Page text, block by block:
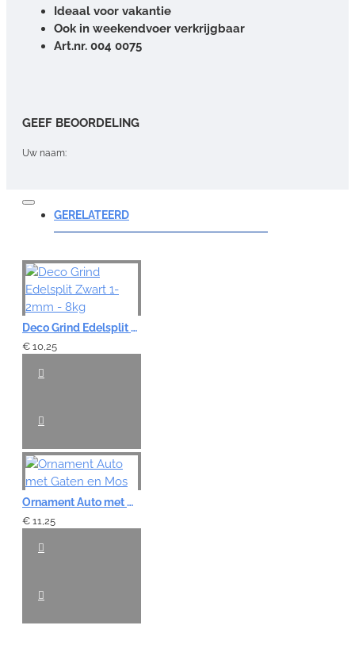
Ideaal voor vakantie
Ook in weekendvoer verkrijgbaar
Art.nr. 004 0075
GEEF BEOORDELING
Uw naam:
Opmerking:
Note:HTML-code wordt niet vertaald!
Waardering:
Slecht
GERELATEERD
Deco Grind Edelsplit Zwart 1-2mm - 8kg
€ 10,25
Ornament Auto met Gaten en Mos
€ 11,25